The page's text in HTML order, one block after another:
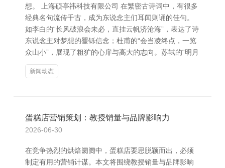
想。 上海硕亭祎科技有限公司 在繁密古诗词中，有很多
经典名句流传千古，成为东说念主们耳闻则诵的佳句。
如李白的“长风破浪会未必，直挂云帆济沧海”，表达了诗
东说念主对梦想的矍铄信念；杜甫的“会当凌终点，一览
众山小”，展现了粗犷的心扉与高大的志向。苏轼的“明月
新闻动态
蛋糕店营销策划：教授销量与品牌影响力
2026-06-30
在竞争热烈的烘焙阛阓中，蛋糕店要思脱颖而出，必须
制定有用的营销计谋。本文将围绕教授销量与品牌影响